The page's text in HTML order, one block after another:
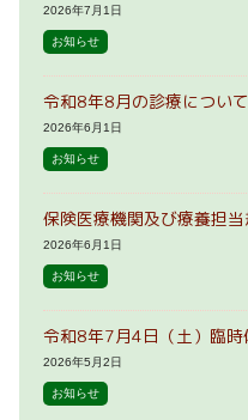
2026年7月1日
お知らせ
令和8年8月の診療につい
2026年6月1日
お知らせ
保険医療機関及び療養担
2026年6月1日
お知らせ
令和8年7月4日（土）臨時
2026年5月2日
お知らせ